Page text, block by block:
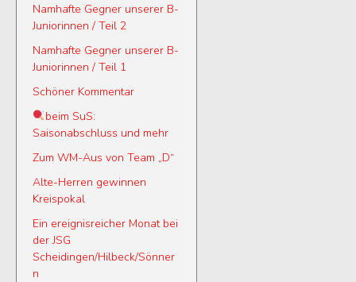
Namhafte Gegner unserer B-
Juniorinnen / Teil 2
Namhafte Gegner unserer B-
Juniorinnen / Teil 1
Schöner Kommentar
beim SuS:
Saisonabschluss und mehr
Zum WM-Aus von Team „D“
Alte-Herren gewinnen
Kreispokal
Ein ereignisreicher Monat bei
der JSG
Scheidingen/Hilbeck/Sönner
n